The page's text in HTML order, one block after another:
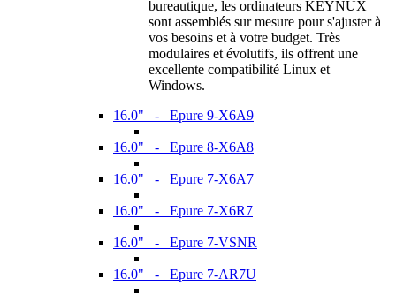
bureautique, les ordinateurs KEYNUX
sont assemblés sur mesure pour s'ajuster à
vos besoins et à votre budget. Très
modulaires et évolutifs, ils offrent une
excellente compatibilité Linux et
Windows.
16.0" - Epure 9-X6A9
16.0" - Epure 8-X6A8
16.0" - Epure 7-X6A7
16.0" - Epure 7-X6R7
16.0" - Epure 7-VSNR
16.0" - Epure 7-AR7U